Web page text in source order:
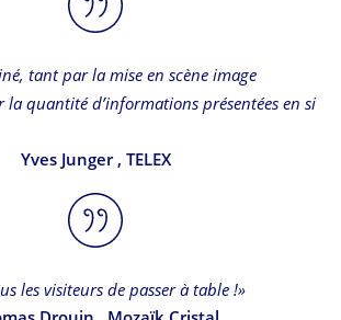
tant par la mise en scène image
quantité d’informations présentées en si
Yves Junger , TELEX
les visiteurs de passer à table !»